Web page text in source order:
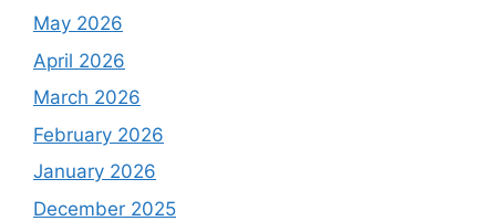
May 2026
April 2026
March 2026
February 2026
January 2026
December 2025